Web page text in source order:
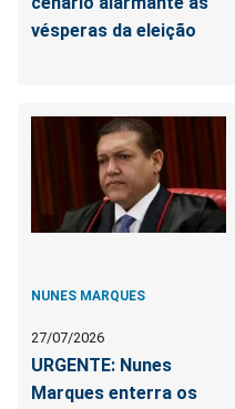
vésperas da eleição
NUNES MARQUES
27/07/2026
URGENTE: Nunes
Marques enterra os